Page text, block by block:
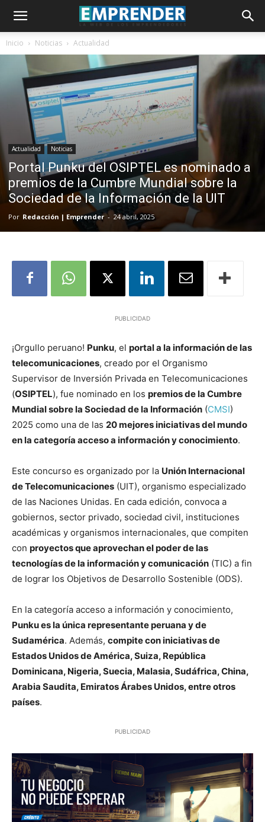
Inicio Noticias Actualidad
Actualidad Noticias
Portal Punku del OSIPTEL es nominado a
premios de la Cumbre Mundial sobre la
Sociedad de la Información de la UIT
Por Redacción | Emprender - 24 abril, 2025
PUBLICIDAD
¡Orgullo peruano! Punku, el portal a la información de las
telecomunicaciones, creado por el Organismo
Supervisor de Inversión Privada en Telecomunicaciones
(OSIPTEL), fue nominado en los premios de la Cumbre
Mundial sobre la Sociedad de la Información (CMSI)
2025 como una de las 20 mejores iniciativas del mundo
en la categoría acceso a información y conocimiento.
Este concurso es organizado por la Unión Internacional
de Telecomunicaciones (UIT), organismo especializado
de las Naciones Unidas. En cada edición, convoca a
gobiernos, sector privado, sociedad civil, instituciones
académicas y organismos internacionales, que compiten
con proyectos que aprovechan el poder de las
tecnologías de la información y comunicación (TIC) a fin
de lograr los Objetivos de Desarrollo Sostenible (ODS).
En la categoría acceso a información y conocimiento,
Punku es la única representante peruana y de
Sudamérica. Además, compite con iniciativas de
Estados Unidos de América, Suiza, República
Dominicana, Nigeria, Suecia, Malasia, Sudáfrica, China,
Arabia Saudita, Emiratos Árabes Unidos, entre otros
países.
PUBLICIDAD